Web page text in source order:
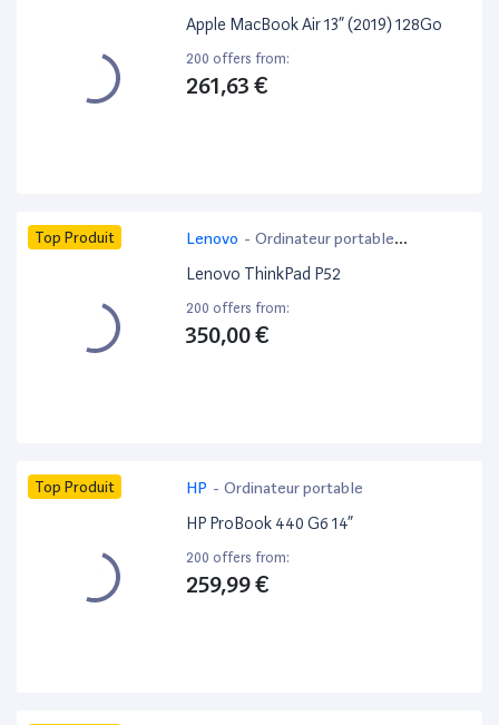
Apple MacBook Air 13” (2019) 128Go
200 offers from:
261,63 €
Top Produit Lenovo - Ordinateur portable
bureautique
Lenovo ThinkPad P52
200 offers from:
350,00 €
Top Produit HP - Ordinateur portable
HP ProBook 440 G6 14”
200 offers from:
259,99 €